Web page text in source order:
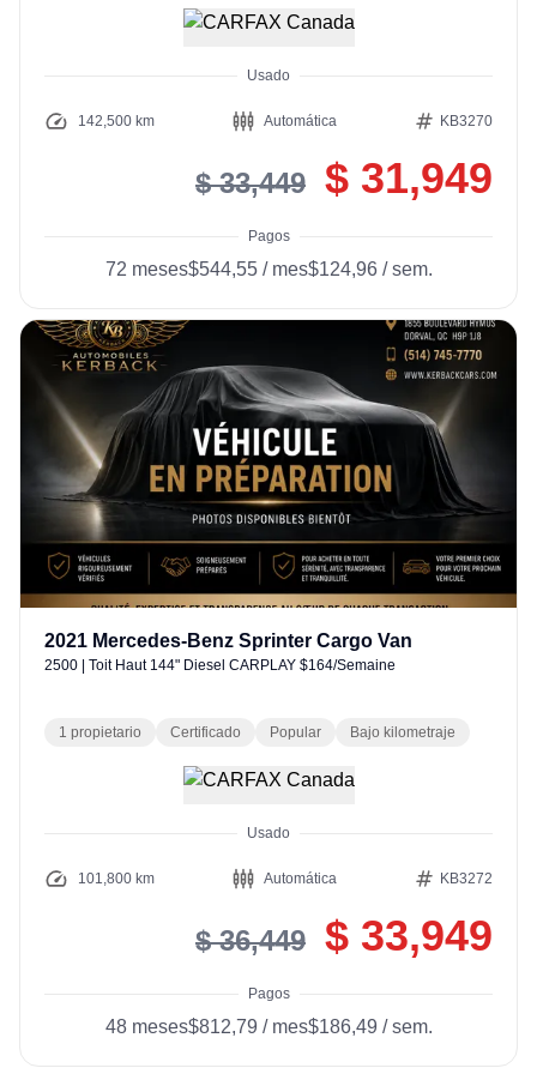
Usado
142,500 km Automática KB3270
$ 33,449 $ 31,949
Pagos
72 meses$544,55/ mes$124,96/sem.
2021 Mercedes-Benz Sprinter Cargo Van
2500 Toit Haut 144" Diesel CARPLAY $164/Semaine
1 propietario Certificado Popular Bajo kilometraje
Usado
101,800 km Automática KB3272
$ 36,449 $ 33,949
Pagos
48 meses$812,79 / mes$186,49 /sem.